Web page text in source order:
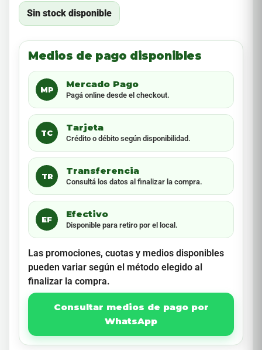
Sin stock disponible
Medios de pago disponibles
MP
Mercado Pago
Pagá online desde el checkout.
TC
Tarjeta
Crédito o débito según disponibilidad.
TR
Transferencia
Consultá los datos al finalizar la compra.
EF
Efectivo
Disponible para retiro por el local.
Las promociones, cuotas y medios disponibles
pueden variar según el método elegido al
finalizar la compra.
Consultar medios de pago por
WhatsApp